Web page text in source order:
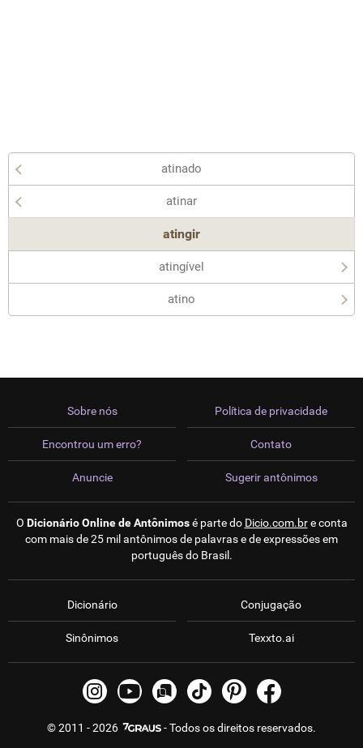
atinado
atinar
atingir
atingível
atino
Sobre nós
Encontrou um erro?
Anuncie
Política de privacidade
Contato
Sugerir antônimos
O Dicionário Online de Antônimosé parte do Dicio.com.bre conta
com mais de 25 mil antônimos de palavras e de expressões em
português do Brasil.
Dicionário
Sinônimos
Conjugação
Texxto.ai
© 2011 - 2026 - Todos os direitos reservados.